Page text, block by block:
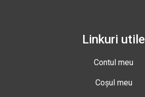
Linkuri utile
Contul meu
Coșul meu